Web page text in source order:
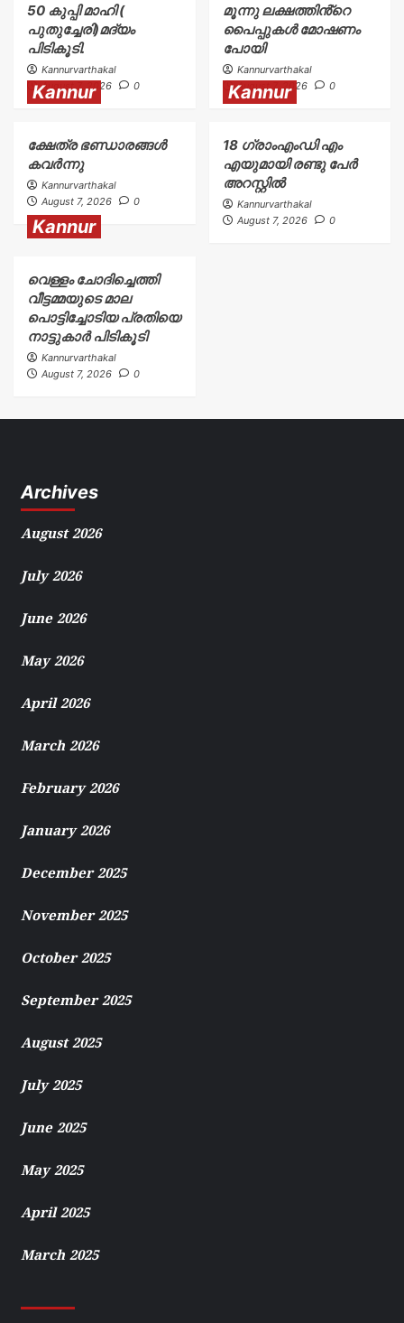
50 കുപ്പി മാഹി (
പുതുച്ചേരി)മദ്യം
പിടികൂടി.
Kannurvarthakal
August 7, 2026
0
മൂന്നു ലക്ഷത്തിൻ്റെ
പൈപ്പുകൾ മോഷണം
പോയി
Kannurvarthakal
August 7, 2026
0
Kannur
ക്ഷേത്ര ഭണ്ഡാരങ്ങൾ
കവർന്നു
Kannurvarthakal
August 7, 2026
0
Kannur
18 ഗ്രാംഎംഡി എം
എയുമായി രണ്ടു പേർ
അറസ്റ്റിൽ
Kannurvarthakal
August 7, 2026
0
Kannur
വെള്ളം ചോദിച്ചെത്തി
വീട്ടമ്മയുടെ മാല
പൊട്ടിച്ചോടിയ പ്രതിയെ
നാട്ടുകാർ പിടികൂടി
Kannurvarthakal
August 7, 2026
0
Archives
August 2026
July 2026
June 2026
May 2026
April 2026
March 2026
February 2026
January 2026
December 2025
November 2025
October 2025
September 2025
August 2025
July 2025
June 2025
May 2025
April 2025
March 2025